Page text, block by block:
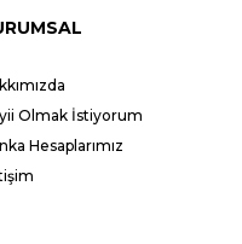
Olmak İstiyorum
Hesaplarımız